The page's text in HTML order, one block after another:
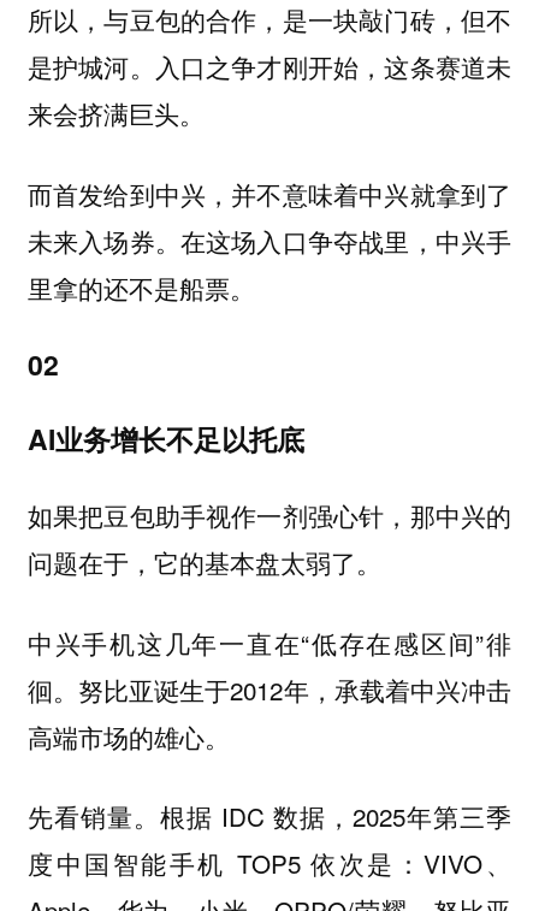
所以，与豆包的合作，是一块敲门砖，但不
是护城河。入口之争才刚开始，这条赛道未
来会挤满巨头。
而首发给到中兴，并不意味着中兴就拿到了
未来入场券。在这场入口争夺战里，中兴手
里拿的还不是船票。
02
AI业务增长不足以托底
如果把豆包助手视作一剂强心针，那中兴的
问题在于，它的基本盘太弱了。
中兴手机这几年一直在“低存在感区间”徘
徊。努比亚诞生于2012年，承载着中兴冲击
高端市场的雄心。
先看销量。根据 IDC 数据，2025年第三季
度中国智能手机 TOP5 依次是：VIVO、